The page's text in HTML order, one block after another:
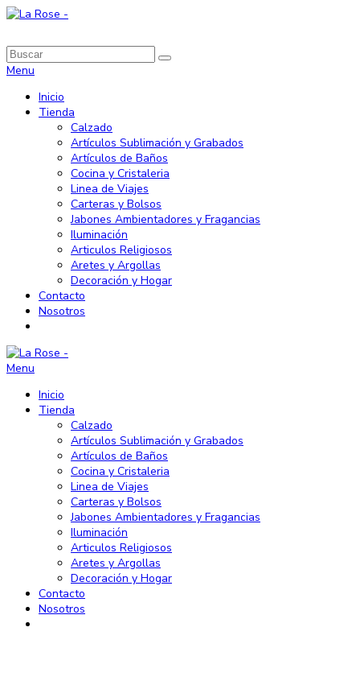
Menu
Inicio
Tienda
Calzado
Artículos Sublimación y Grabados
Artículos de Baños
Cocina y Cristaleria
Linea de Viajes
Carteras y Bolsos
Jabones Ambientadores y Fragancias
Iluminación
Articulos Religiosos
Aretes y Argollas
Decoración y Hogar
Contacto
Nosotros
Menu
Inicio
Tienda
Calzado
Artículos Sublimación y Grabados
Artículos de Baños
Cocina y Cristaleria
Linea de Viajes
Carteras y Bolsos
Jabones Ambientadores y Fragancias
Iluminación
Articulos Religiosos
Aretes y Argollas
Decoración y Hogar
Contacto
Nosotros